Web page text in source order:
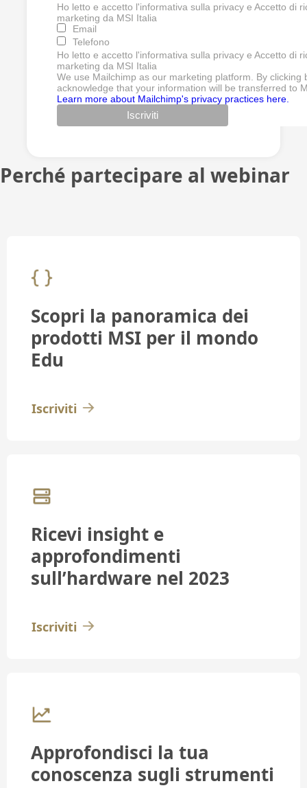
Ho letto e accetto l'informativa sulla privacy e Accetto di
marketing da MSI Italia
Email
Telefono
Ho letto e accetto l'informativa sulla privacy e Accetto di
marketing da MSI Italia
We use Mailchimp as our marketing platform. By clicking
acknowledge that your information will be transferred to
Learn more about Mailchimp's privacy practices here.
Perché partecipare al webinar
Scopri la panoramica dei
prodotti MSI per il mondo
Edu
Iscriviti
Ricevi insight e
approfondimenti
sull’hardware nel 2023
Iscriviti
Approfondisci la tua
conoscenza sugli strumenti